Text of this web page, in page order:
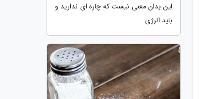
این بدان معنی نیست که چاره ای ندارید و
باید آلرژی...